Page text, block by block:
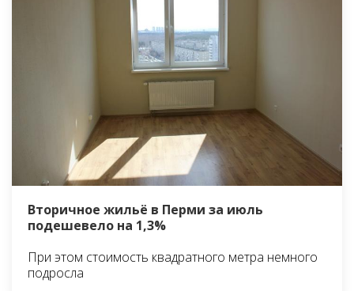
Вторичное жильё в Перми за июль
подешевело на 1,3%
При этом стоимость квадратного метра немного
подросла